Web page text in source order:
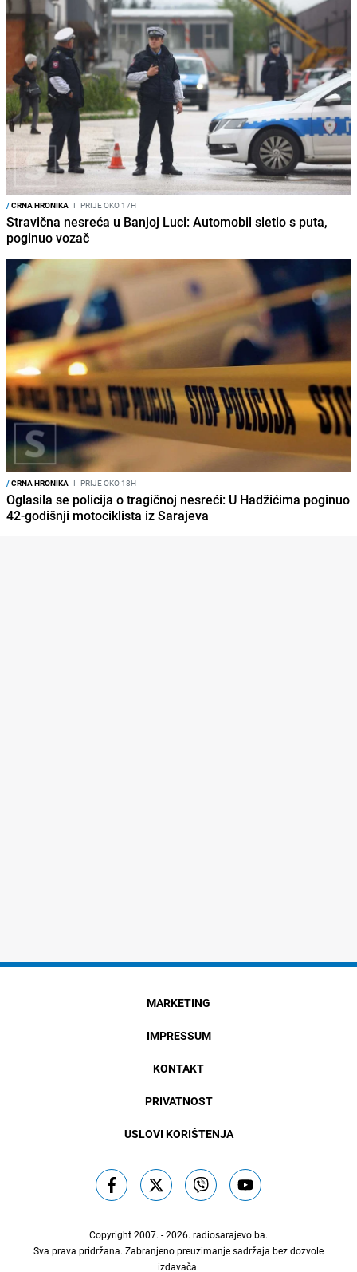
/CRNA HRONIKA I PRIJE OKO 17H
Stravična nesreća u Banjoj Luci: Automobil sletio s puta,
poginuo vozač
/CRNA HRONIKA I PRIJE OKO 18H
Oglasila se policija o tragičnoj nesreći: U Hadžićima poginuo
42-godišnji motociklista iz Sarajeva
MARKETING
IMPRESSUM
KONTAKT
PRIVATNOST
USLOVI KORIŠTENJA
Copyright 2007. - 2026. radiosarajevo.ba.
Sva prava pridržana. Zabranjeno preuzimanje sadržaja bez dozvole
izdavača.